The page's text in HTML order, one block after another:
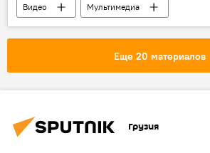
Видео
Мультимедиа
Экспертное мнение
Россия
Еще 20 материалов
Грузия